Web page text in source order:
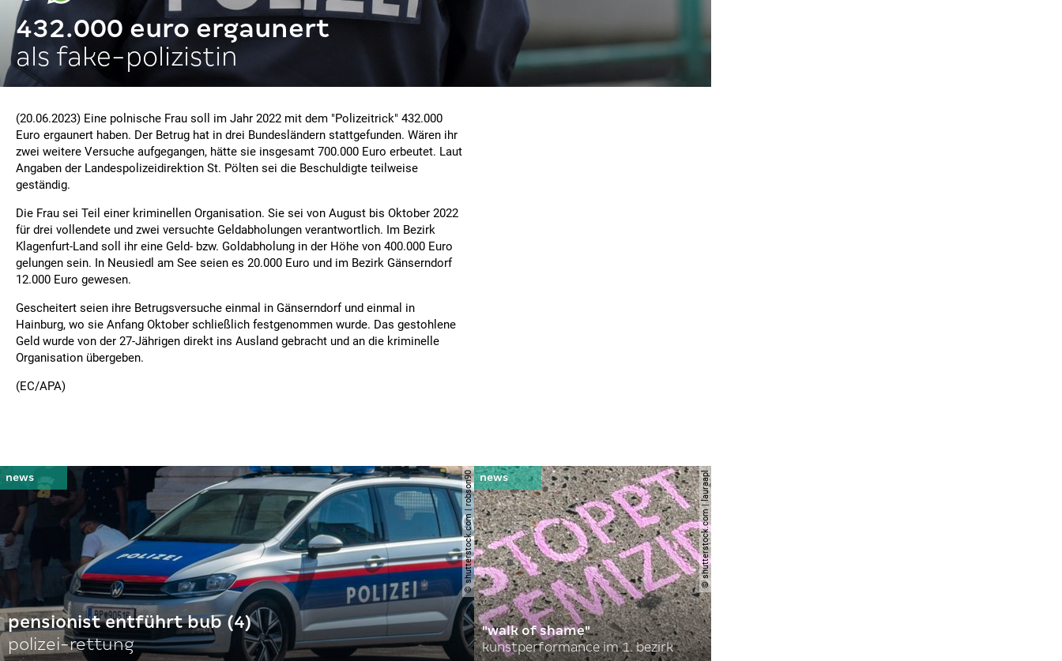
432.000 euro ergaunert
als fake-polizistin
(20.06.2023) Eine polnische Frau soll im Jahr 2022 mit dem "Polizeitrick" 432.000
Euro ergaunert haben. Der Betrug hat in drei Bundesländern stattgefunden. Wären ihr
zwei weitere Versuche aufgegangen, hätte sie insgesamt 700.000 Euro erbeutet. Laut
Angaben der Landespolizeidirektion St. Pölten sei die Beschuldigte teilweise
geständig.
Die Frau sei Teil einer kriminellen Organisation. Sie sei von August bis Oktober 2022
für drei vollendete und zwei versuchte Geldabholungen verantwortlich. Im Bezirk
Klagenfurt-Land soll ihr eine Geld- bzw. Goldabholung in der Höhe von 400.000 Euro
gelungen sein. In Neusiedl am See seien es 20.000 Euro und im Bezirk Gänserndorf
12.000 Euro gewesen.
Gescheitert seien ihre Betrugsversuche einmal in Gänserndorf und einmal in
Hainburg, wo sie Anfang Oktober schließlich festgenommen wurde. Das gestohlene
Geld wurde von der 27-Jährigen direkt ins Ausland gebracht und an die kriminelle
Organisation übergeben.
(EC/APA)
© shutterstock.com | robson90
pensionist entführt bub (4)
polizei-rettung
© shutterstock.com | lauraapl
"walk of shame"
kunstperformance im 1. bezirk